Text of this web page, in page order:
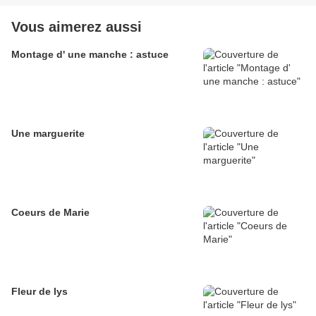
Vous aimerez aussi
Montage d' une manche : astuce
Une marguerite
Coeurs de Marie
Fleur de lys